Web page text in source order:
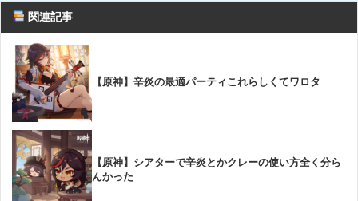
関連記事
【原神】辛炎の最適パーティこれらしくてワロタ
【原神】シアターで辛炎とかクレーの使い方全く分ら
んかった